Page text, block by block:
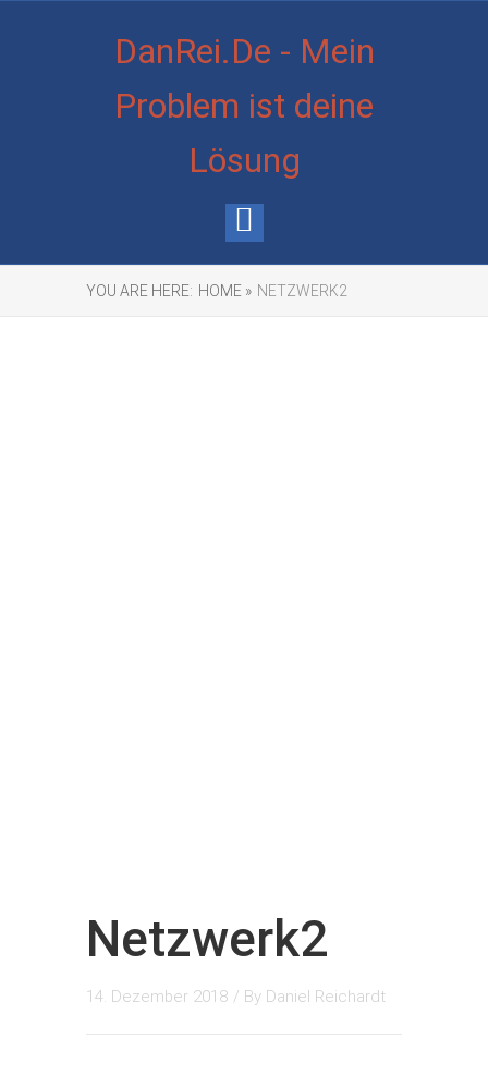
DanRei.De - Mein
Problem ist deine
Lösung
YOU ARE HERE: HOME » NETZWERK2
Netzwerk2
14. Dezember 2018 / By Daniel Reichardt